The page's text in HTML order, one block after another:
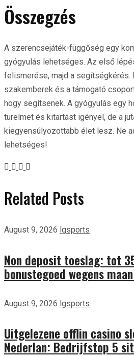
Összegzés
A szerencsejáték-függőség egy
gyógyulás lehetséges. Az első
felismerése, majd a segítségkérés.
szakemberek és a támogató
hogy segítsenek. A gyógyulás egy
türelmet és kitartást igényel, de a
kiegyensúlyozottabb élet lesz. Ne
lehetséges!
Related Posts
August 9, 2026 lgsports
Non deposit toeslag: tot
bonustegoed wegens
August 9, 2026 lgsports
Uitgelezene offlin casino
Nederlan: Bedrijfstop 5